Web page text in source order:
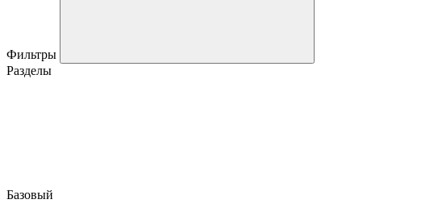
Фильтры
Разделы
Базовый